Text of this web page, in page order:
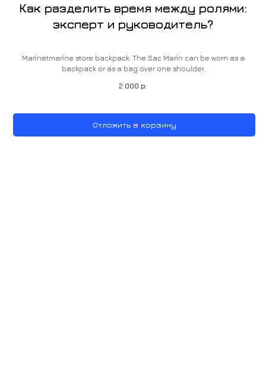
Как разделить время между ролями:
эксперт и руководитель?
Marinetmarine store backpack. The Sac Marin can be worn as a
backpack or as a bag over one shoulder.
2 000 р.
Отложить в корзину